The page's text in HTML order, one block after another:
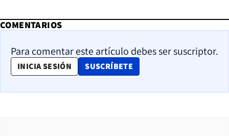
COMENTARIOS
Para comentar este artículo debes ser suscriptor.
INICIA SESIÓN SUSCRÍBETE
OPENS IN NEW WINDOW